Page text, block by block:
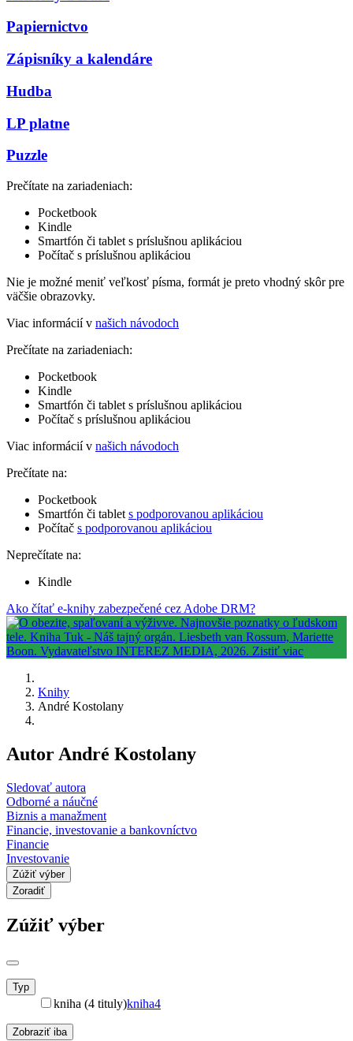
Papiernictvo
Zápisníky a kalendáre
Hudba
LP platne
Puzzle
Prečítate na zariadeniach:
Pocketbook
Kindle
Smartfón či tablet s príslušnou aplikáciou
Počítač s príslušnou aplikáciou
Nie je možné meniť veľkosť písma, formát je preto vhodný skôr pre
väčšie obrazovky.
Viac informácií v našich návodoch
Prečítate na zariadeniach:
Pocketbook
Kindle
Smartfón či tablet s príslušnou aplikáciou
Počítač s príslušnou aplikáciou
Viac informácií v našich návodoch
Prečítate na:
Pocketbook
Smartfón či tablet s podporovanou aplikáciou
Počítač s podporovanou aplikáciou
Neprečítate na:
Kindle
Ako čítať e-knihy zabezpečené cez Adobe DRM?
Knihy
André Kostolany
Autor André Kostolany
Sledovať autora
Odborné a náučné
Biznis a manažment
Financie, investovanie a bankovníctvo
Financie
Investovanie
Zúžiť výber
Zoradiť
Zúžiť výber
Typ
kniha (4 tituly)kniha4
Zobraziť iba